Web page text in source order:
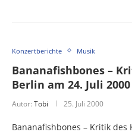
Konzertberichte Musik
Bananafishbones –
Berlin am 24. Juli 2000
Autor: Tobi 25. Juli 2000
Bananafishbones – Kritik